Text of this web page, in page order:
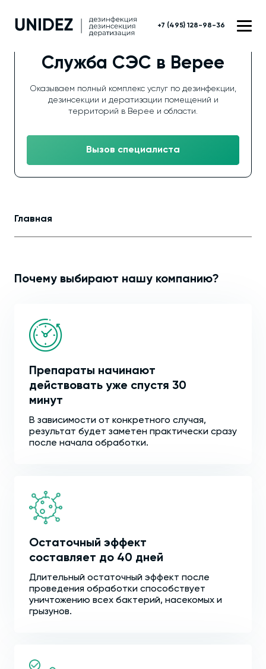
+7 (495) 128-98-36
Служба СЭС в Верее
Оказываем полный комплекс услуг по дезинфекции,
дезинсекции и дератизации помещений и
территорий в Верее и области.
Вызов специалиста
Главная
Почему выбирают нашу компанию?
Препараты начинают
действовать уже спустя 30
минут
В зависимости от конкретного случая,
результат будет заметен практически сразу
после начала обработки.
Остаточный эффект
составляет до 40 дней
Длительный остаточный эффект после
проведения обработки способствует
уничтожению всех бактерий, насекомых и
грызунов.